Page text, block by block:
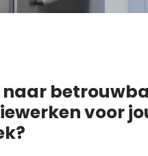
naar
voor